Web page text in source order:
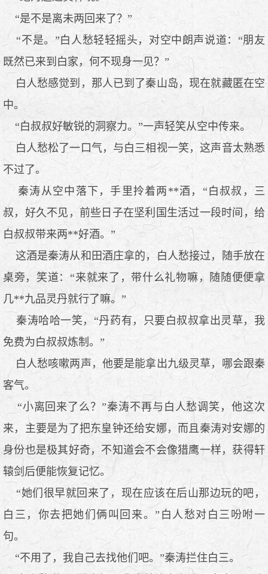
“是不是离未两回来了？”
“不是。”白人愁轻轻摇头，对空中朗声说道：“朋友
既然已来到白家，何不现身一见？”
白人愁感觉到，那人已到了秦山岛，现在就藏匿在空
中。
“白叔叔好敏锐的洞察力。”一声轻笑从空中传来。
白人愁松了一口气，与白三相视一笑，这声音太熟悉
不过了。
秦涛从空中落下，手里拎着两**酒，“白叔叔，三
叔，好久不见，前些日子在坚利国生活过一段时间，给
白叔叔带来两**好酒。”
这酒是秦涛从和田酒庄拿的，白人愁接过，随手放在
桌旁，笑道：“来就来了，带什么礼物嘛，随随便便拿
几**九品灵丹就行了嘛。”
秦涛哈哈一笑，“丹药有，只要白叔叔拿出灵草，我
免费为白叔叔炼制。”
白人愁咳嗽两声，他要是能拿出九级灵草，哪会跟秦
客气。
“小离回来了么？”秦涛不再与白人愁调笑，他这次
来，主要是为了把东皇钟还给安娜，而且秦涛对安娜的
身份也是极其好奇，不知道会不会像猎鹰一样，获得轩
辕剑后便能恢复记忆。
“她们很早就回来了，现在应该在后山那边玩的吧，
白三，你去把她们俩叫回来。”白人愁对白三吩咐一
句。
“不用了，我自己去找他们吧。”秦涛拦住白三。